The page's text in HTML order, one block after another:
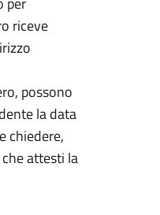
riceve
possono
la data
chiedere,
attesti la